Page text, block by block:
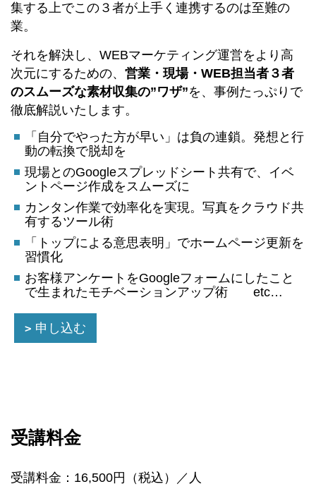
集する上でこの３者が上手く連携するのは至難の
業。
それを解決し、WEBマーケティング運営をより高
次元にするための、 営業・現場・WEB担当者３者
のスムーズな素材収集の”ワザ”を、事例たっぷりで
徹底解説いたします。
「自分でやった方が早い」は負の連鎖。発想と行
動の転換で脱却を
現場とのGoogleスプレッドシート共有で、イベ
ントページ作成をスムーズに
カンタン作業で効率化を実現。写真をクラウド共
有するツール術
「トップによる意思表明」でホームページ更新を
習慣化
お客様アンケートをGoogleフォームにしたこと
で生まれたモチベーションアップ術 etc…
申し込む
受講料金
受講料金：16,500円（税込）／人